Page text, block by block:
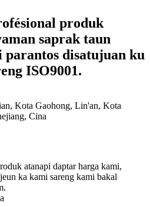
produk
saprak taun
parantos disatujuan ku
ISO9001.
Kota Gaohong, Lin'an, Kota
Cina
atanapi daptar harga kami,
ka kami sareng kami bakal